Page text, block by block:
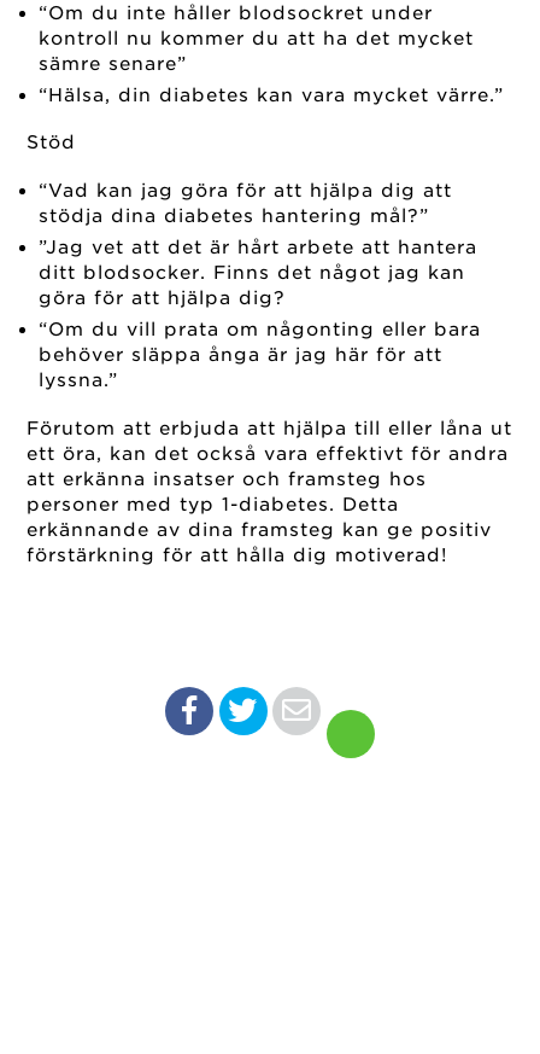
“Om du inte håller blodsockret under
kontroll nu kommer du att ha det mycket
sämre senare”
“Hälsa, din diabetes kan vara mycket värre.”
Stöd
“Vad kan jag göra för att hjälpa dig att
stödja dina diabetes hantering mål?”
”Jag vet att det är hårt arbete att hantera
ditt blodsocker. Finns det något jag kan
göra för att hjälpa dig?
“Om du vill prata om någonting eller bara
behöver släppa ånga är jag här för att
lyssna.”
Förutom att erbjuda att hjälpa till eller låna ut
ett öra, kan det också vara effektivt för andra
att erkänna insatser och framsteg hos
personer med typ 1-diabetes. Detta
erkännande av dina framsteg kan ge positiv
förstärkning för att hålla dig motiverad!